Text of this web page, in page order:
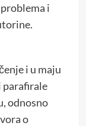
i
i u maju
parafirale
odnosno
o